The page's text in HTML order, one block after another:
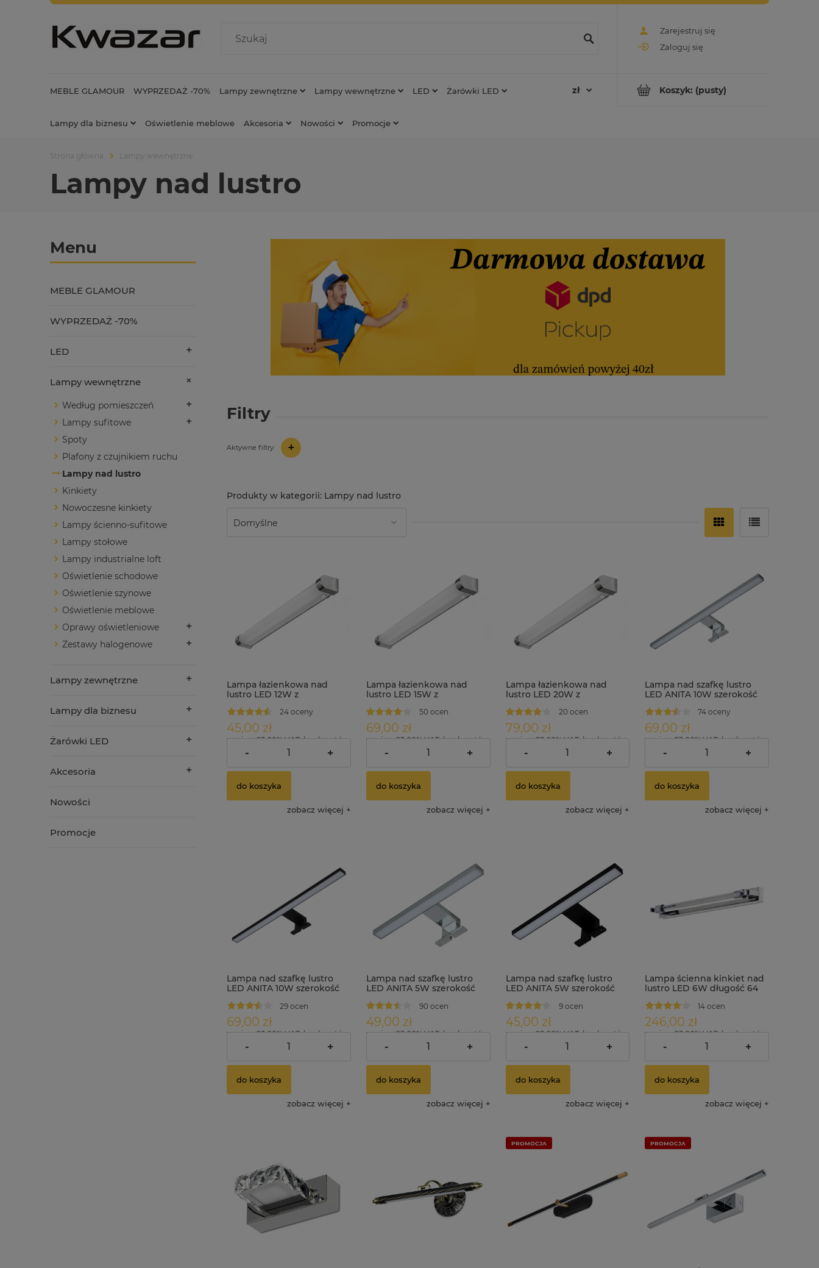
Zarejestruj się
Zaloguj się
Koszyk: (pusty)
MEBLE GLAMOUR WYPRZEDAŻ -70% Lampy zewnętrzne Lampy wewnętrzne LED Żarówki LED
Lampy dla biznesu Oświetlenie meblowe Akcesoria Nowości Promocje
Strona główna Lampy wewnętrzne
Lampy nad lustro
Menu
MEBLE GLAMOUR
WYPRZEDAŻ -70%
LED
Lampy wewnętrzne
Według pomieszczeń
Lampy sufitowe
Spoty
Plafony z czujnikiem ruchu
Lampy nad lustro
Kinkiety
Nowoczesne kinkiety
Lampy ścienno-sufitowe
Lampy stołowe
Lampy industrialne loft
Oświetlenie schodowe
Oświetlenie szynowe
Oświetlenie meblowe
Oprawy oświetleniowe
Zestawy halogenowe
Lampy zewnętrzne
Lampy dla biznesu
Żarówki LED
Akcesoria
Nowości
Promocje
Filtry
Aktywne filtry: +
Lampy nad lustro
Lampa łazienkowa nad
lustro LED 12W z
ULKE
24 oceny
45,00 zł
zawiera 23.00% VAT, bez kosztów
dostawy
- +
do koszyka
zobacz więcej
Lampa łazienkowa nad
lustro LED 15W z
ULKE
50 ocen
69,00 zł
zawiera 23.00% VAT, bez kosztów
dostawy
- +
do koszyka
zobacz więcej
Lampa łazienkowa nad
lustro LED 20W z
20 ocen
79,00 zł
zawiera 23.00% VAT, bez kosztów
dostawy
- +
do koszyka
zobacz więcej
Lampa nad szafkę lustro
LED ANITA 10W szerokość
74 oceny
69,00 zł
zawiera 23.00% VAT, bez kosztów
dostawy
- +
do koszyka
zobacz więcej
Lampa nad szafkę lustro
LED ANITA 10W szerokość
29 ocen
69,00 zł
zawiera 23.00% VAT, bez kosztów
dostawy
- +
do koszyka
zobacz więcej
Lampa nad szafkę lustro
LED ANITA 5W szerokość
90 ocen
49,00 zł
zawiera 23.00% VAT, bez kosztów
dostawy
- +
do koszyka
zobacz więcej
Lampa nad szafkę lustro
LED ANITA 5W szerokość
9 ocen
45,00 zł
zawiera 23.00% VAT, bez kosztów
dostawy
- +
do koszyka
zobacz więcej
Lampa ścienna kinkiet nad
lustro LED 6W długość 64
14 ocen
246,00 zł
zawiera 23.00% VAT, bez kosztów
dostawy
- +
do koszyka
zobacz więcej
PROMOCJA PROMOCJA